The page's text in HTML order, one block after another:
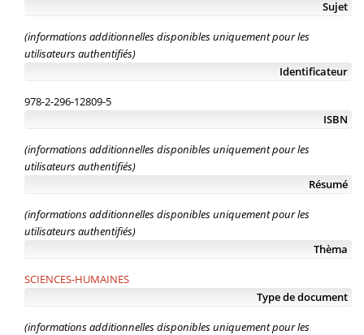
Sujet
(informations additionnelles disponibles uniquement pour les
utilisateurs authentifiés)
Identificateur
978-2-296-12809-5
ISBN
(informations additionnelles disponibles uniquement pour les
utilisateurs authentifiés)
Résumé
(informations additionnelles disponibles uniquement pour les
utilisateurs authentifiés)
Thèma
SCIENCES-HUMAINES
Type de document
(informations additionnelles disponibles uniquement pour les